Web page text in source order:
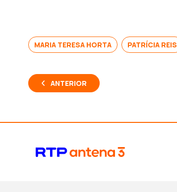
MARIA TERESA HORTA PATRÍCIA REIS
ANTERIOR